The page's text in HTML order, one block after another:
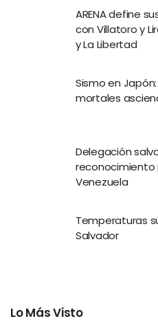
ARENA define
con Villatoro y
y La Libertad
Sismo en
mortales
Delegación
reconocimiento
Venezuela
Temperaturas
Salvador
Lo Más Visto